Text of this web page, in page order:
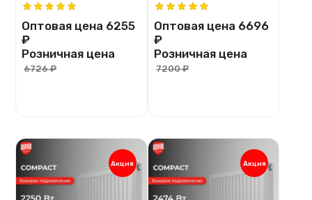
Оптовая цена 6255
₽
Розничная цена
6726 ₽
Оптовая цена 6696
₽
Розничная цена
7200 ₽
Акция Акция